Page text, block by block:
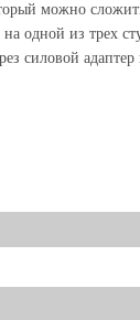
можно
одной из трех
силовой